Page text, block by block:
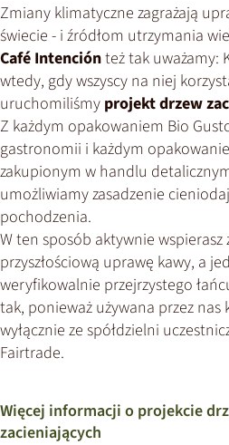
service!
This
content
is
not
permitted
load
due
to
trackers
that
are
not
disclosed
to
the
visitor.
owner
needs
Zmiany klimatyczne zagrażają
świecie - i źródłom utrzymania
Café Intenciónteż tak uważamy:
wtedy, gdy wszyscy na niej
uruchomiliśmy projekt drzew
Z każdym opakowaniem Bio
gastronomii i każdym
zakupionym w handlu
umożliwiamy zasadzenie
pochodzenia.
W ten sposób aktywnie
przyszłościową uprawę kawy, a
weryfikowalnie przejrzystego
tak, ponieważ używana przez nas
wyłącznie ze spółdzielni
Fairtrade.
Więcej informacji o projekcie
zacieniających